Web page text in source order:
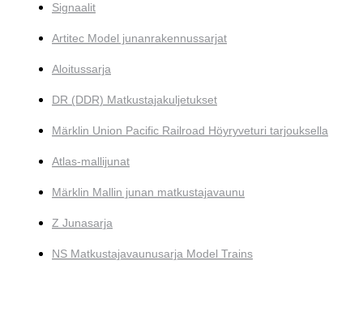
Signaalit
Artitec Model junanrakennussarjat
Aloitussarja
DR (DDR) Matkustajakuljetukset
Märklin Union Pacific Railroad Höyryveturi tarjouksella
Atlas-mallijunat
Märklin Mallin junan matkustajavaunu
Z Junasarja
NS Matkustajavaunusarja Model Trains